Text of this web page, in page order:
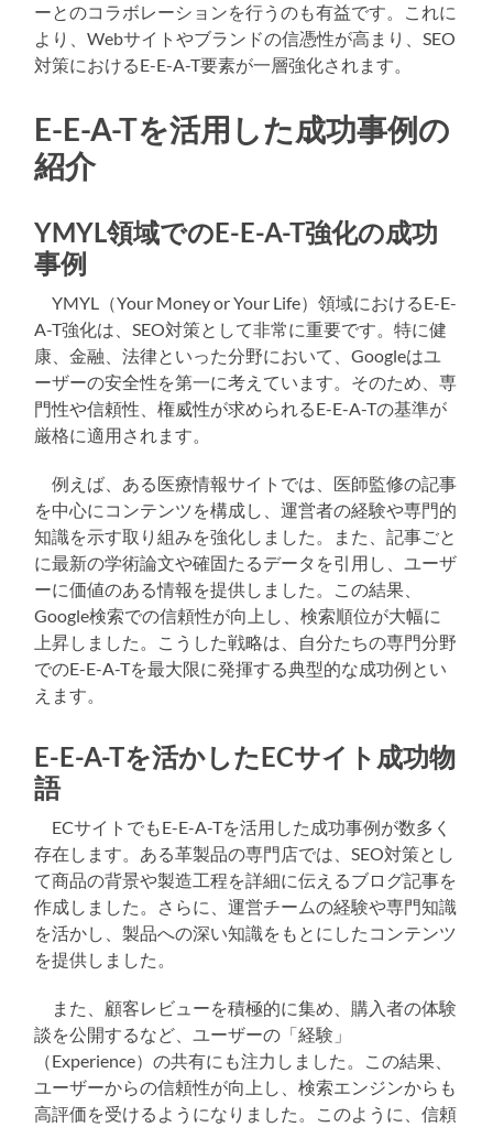
ーとのコラボレーションを行うのも有益です。これに
より、Webサイトやブランドの信憑性が高まり、SEO
対策におけるE-E-A-T要素が一層強化されます。
E-E-A-Tを活用した成功事例の
紹介
YMYL領域でのE-E-A-T強化の成功
事例
YMYL（Your Money or Your Life）領域におけるE-E-
A-T強化は、SEO対策として非常に重要です。特に健
康、金融、法律といった分野において、Googleはユ
ーザーの安全性を第一に考えています。そのため、専
門性や信頼性、権威性が求められるE-E-A-Tの基準が
厳格に適用されます。
例えば、ある医療情報サイトでは、医師監修の記事
を中心にコンテンツを構成し、運営者の経験や専門的
知識を示す取り組みを強化しました。また、記事ごと
に最新の学術論文や確固たるデータを引用し、ユーザ
ーに価値のある情報を提供しました。この結果、
Google検索での信頼性が向上し、検索順位が大幅に
上昇しました。こうした戦略は、自分たちの専門分野
でのE-E-A-Tを最大限に発揮する典型的な成功例とい
えます。
E-E-A-Tを活かしたECサイト成功物
語
ECサイトでもE-E-A-Tを活用した成功事例が数多く
存在します。ある革製品の専門店では、SEO対策とし
て商品の背景や製造工程を詳細に伝えるブログ記事を
作成しました。さらに、運営チームの経験や専門知識
を活かし、製品への深い知識をもとにしたコンテンツ
を提供しました。
また、顧客レビューを積極的に集め、購入者の体験
談を公開するなど、ユーザーの「経験」
（Experience）の共有にも注力しました。この結果、
ユーザーからの信頼性が向上し、検索エンジンからも
高評価を受けるようになりました。このように、信頼